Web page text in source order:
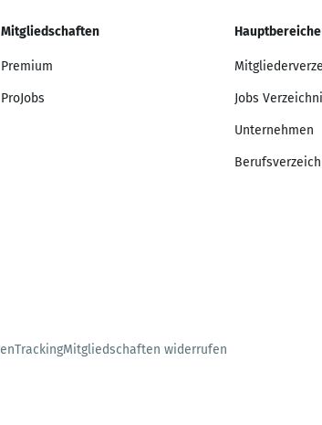
Mitgliedschaften
Premium
ProJobs
Hauptbereiche
Jobs
Unternehmen
TrackingMitgliedschaften widerrufen